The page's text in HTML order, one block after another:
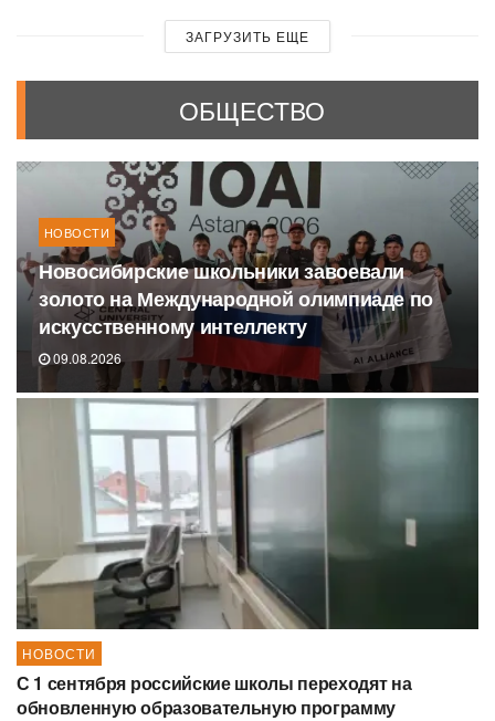
ЗАГРУЗИТЬ ЕЩЕ
ОБЩЕСТВО
НОВОСТИ
Новосибирские школьники завоевали
золото на Международной олимпиаде по
искусственному интеллекту
09.08.2026
НОВОСТИ
С 1 сентября российские школы переходят на
обновленную образовательную программу